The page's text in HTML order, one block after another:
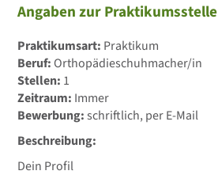
Angaben zur Praktikumsstelle
Praktikumsart: Praktikum
Beruf:Orthopädieschuhmacher/in
Stellen: 1
Zeitraum: Immer
Bewerbung:schriftlich, per E-Mail
Beschreibung:
Dein Profil